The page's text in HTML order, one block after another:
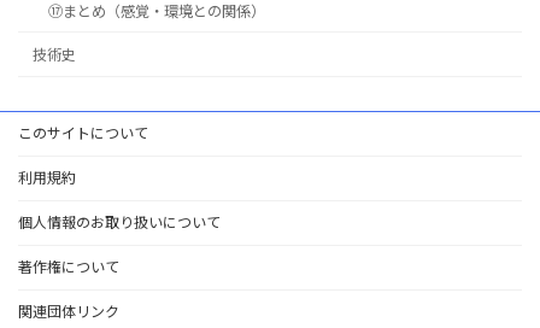
⑰まとめ（感覚・環境との関係）
技術史
このサイトについて
利用規約
個人情報のお取り扱いについて
著作権について
関連団体リンク